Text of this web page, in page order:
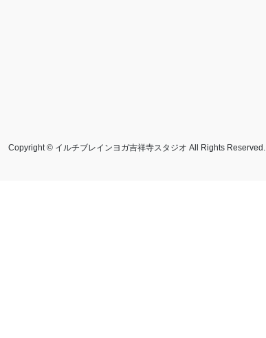
Copyright © イルチブレインヨガ吉祥寺スタジオ All Rights Reserved.